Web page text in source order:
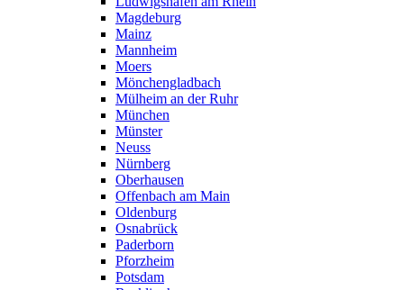
Magdeburg
Mainz
Mannheim
Moers
Mönchengladbach
Mülheim an der Ruhr
München
Münster
Neuss
Nürnberg
Oberhausen
Offenbach am Main
Oldenburg
Osnabrück
Paderborn
Pforzheim
Potsdam